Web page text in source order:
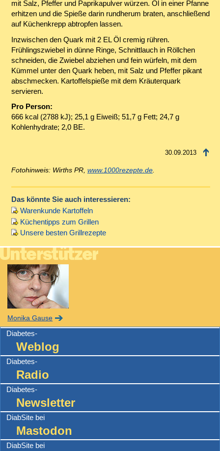
mit Salz, Pfeffer und Paprikapulver würzen. Öl in einer Pfanne
erhitzen und die Spieße darin rundherum braten, anschließend
auf Küchenkrepp abtropfen lassen.
Inzwischen den Quark mit 2 EL Öl cremig rühren.
Frühlingszwiebel in dünne Ringe, Schnittlauch in Röllchen
schneiden, die Zwiebel abziehen und fein würfeln, mit dem
Kümmel unter den Quark heben, mit Salz und Pfeffer pikant
abschmecken. Kartoffelspieße mit dem Kräuterquark
servieren.
Pro Person:
666 kcal (2788 kJ); 25,1 g Eiweiß; 51,7 g Fett; 24,7 g
Kohlenhydrate; 2,0 BE.
30.09.2013
Fotohinweis: Wirths PR, www.1000rezepte.de.
Das könnte Sie auch interessieren:
Warenkunde Kartoffeln
Küchentipps zum Grillen
Unsere besten Grillrezepte
Monika Gause
Diabetes-
Weblog
Diabetes-
Radio
Diabetes-
Newsletter
DiabSite bei
Mastodon
DiabSite bei